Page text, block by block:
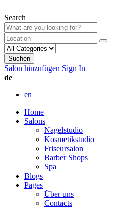
Search
Suchen
Salon hinzufügen Sign In
de
en
Home
Salons
Nagelstudio
Kosmetikstudio
Friseursalon
Barber Shops
Spa
Blogs
Pages
Über uns
Contacts